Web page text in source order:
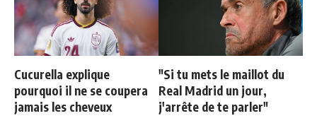
Cucurella explique
pourquoi il ne se coupera
jamais les cheveux
"Si tu mets le maillot du
Real Madrid un jour,
j'arrête de te parler"